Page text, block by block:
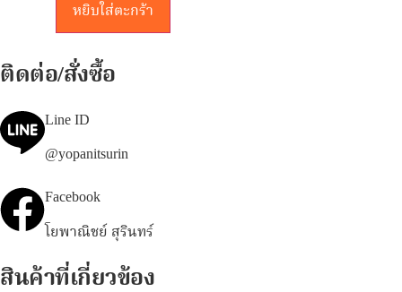
หยิบใส่ตะกร้า
ติดต่อ/สั่งซื้อ
Line ID
@yopanitsurin
Facebook
โยพาณิชย์ สุรินทร์
สินค้าที่เกี่ยวข้อง